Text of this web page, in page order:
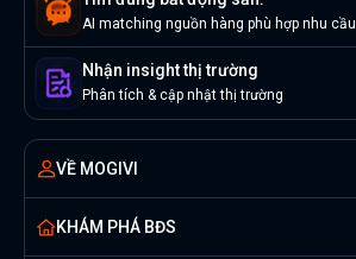
AI matching nguồn hàng phù hợp nhu cầu
Nhận insight thị trường
Phân tích & cập nhật thị trường
VỀ MOGIVI
KHÁM PHÁ BĐS